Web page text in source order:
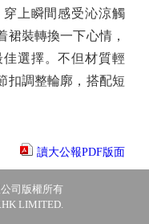
上瞬間感受沁涼觸
裙裝轉換一下心情，
佳選擇。不但材質輕
扣調整輪廓，搭配短
讀大公報PDF版面
司版權所有
LIMITED.